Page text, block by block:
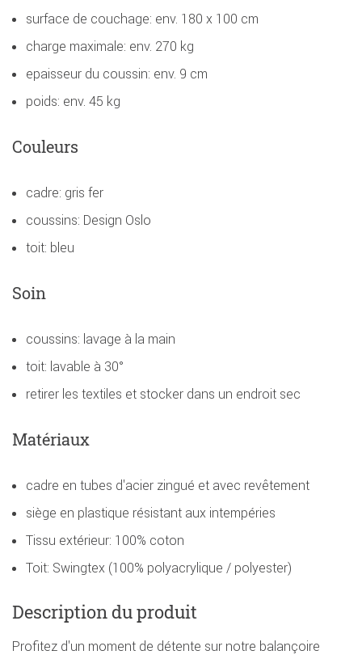
surface de couchage: env. 180 x 100 cm
charge maximale: env. 270 kg
epaisseur du coussin: env. 9 cm
poids: env. 45 kg
Couleurs
cadre: gris fer
coussins: Design Oslo
toit: bleu
Soin
coussins: lavage à la main
toit: lavable à 30°
retirer les textiles et stocker dans un endroit sec
Matériaux
cadre en tubes d'acier zingué et avec revêtement
siège en plastique résistant aux intempéries
Tissu extérieur: 100% coton
Toit: Swingtex (100% polyacrylique / polyester)
Description du produit
Profitez d'un moment de détente sur notre balançoire